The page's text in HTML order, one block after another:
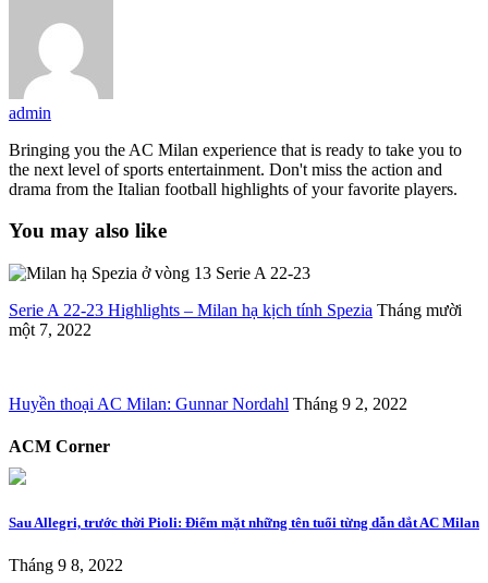
admin
Bringing you the AC Milan experience that is ready to take you to
the next level of sports entertainment. Don't miss the action and
drama from the Italian football highlights of your favorite players.
You may also like
Serie A 22-23 Highlights – Milan hạ kịch tính Spezia Tháng mười
một 7, 2022
Huyền thoại AC Milan: Gunnar Nordahl Tháng 9 2, 2022
ACM Corner
Sau Allegri, trước thời Pioli: Điểm mặt những tên tuổi từng dẫn dắt AC Milan
Tháng 9 8, 2022